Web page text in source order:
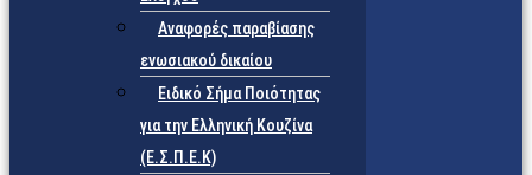
Αναφορές παραβίασης
ενωσιακού δικαίου
Ειδικό Σήμα Ποιότητας
για την Ελληνική Κουζίνα
(Ε.Σ.Π.Ε.Κ)